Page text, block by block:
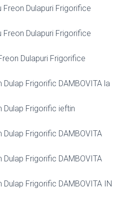
Dulapuri Frigorifice
Dulapuri Frigorifice
Dulapuri Frigorifice
Frigorific DAMBOVITA la
Dulap Frigorific ieftin
Dulap Frigorific DAMBOVITA
Dulap Frigorific DAMBOVITA
Dulap Frigorific DAMBOVITA IN